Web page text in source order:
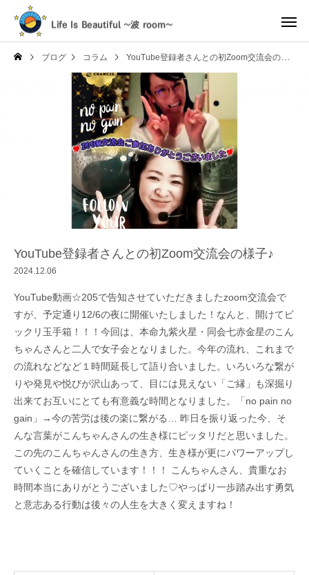
ブログ コラム YouTube登録者さんとの初Zoom交流会の様子♪
YouTube登録者さんとの初Zoom交流会の様子♪
2024.12.06
YouTube動画☆205で告知させていただきましたzoom交流会で
すが、予定通り12/6の夜に開催いたしました！なんと、開けてビ
ックリ玉手箱！！！今回は、本命九紫火星・同会七赤金星のこん
ちゃんさんと二人で女子会となりました。今年の流れ、これまで
の流れなどなど１時間延長して語り合いました。いろいろな繋が
りや発見や悦びが沢山あって、目には見えない「ご縁」も深掘り
出来てお互いにとても有意義な時間となりました。「no pain no
gain」→今の苦労は後の楽に繋がる… 昨日を振り返った今、そ
んな言葉がこんちゃんさんの生き様にピッタリだと思いました。
この先のこんちゃんさんの生き方、生き様が更にパワーアップし
ていくことを確信しています！！！ こんちゃんさん、貴重なお
時間本当にありがとうございました♡やっぱり一歩踏み出す勇気
と意志ある行動は後々の人生を大きく変えますね！